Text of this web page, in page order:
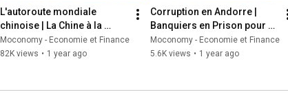
send an email to: info[at]moconomy.tv, Moconomy GmbH,
www.moconomy.tv.
L'autoroute mondiale
chinoise | La Chine à la
conquête du monde | Une
menace ou une chance
Moconomy - Economie et Finance
82K views • 1 year ago
Corruption en Andorre |
Banquiers en Prison pour
un Crime Imaginaire
Moconomy - Economie et Finance
5.6K views • 1 year ago